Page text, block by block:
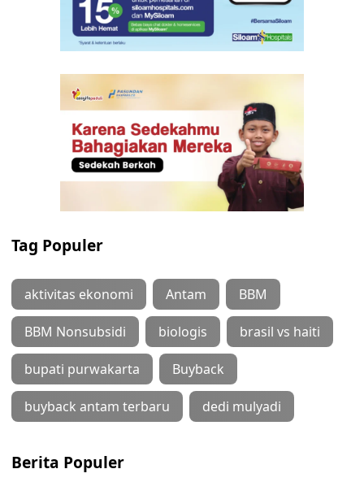
Tag Populer
aktivitas ekonomi Antam BBM
BBM Nonsubsidi biologis brasil vs haiti
bupati purwakarta Buyback
buyback antam terbaru dedi mulyadi
Berita Populer